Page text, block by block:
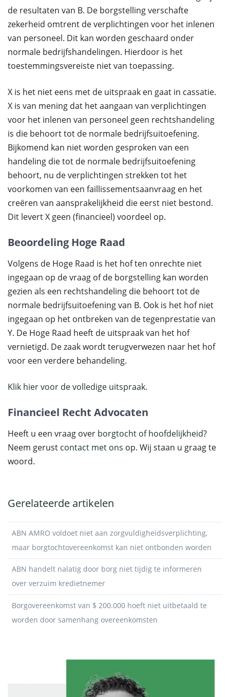
de resultaten van B. De borgstelling verschafte
zekerheid omtrent de verplichtingen voor het inlenen
van personeel. Dit kan worden geschaard onder
normale bedrijfshandelingen. Hierdoor is het
toestemmingsvereiste niet van toepassing.
X is het niet eens met de uitspraak en gaat in cassatie.
X is van mening dat het aangaan van verplichtingen
voor het inlenen van personeel geen rechtshandeling
is die behoort tot de normale bedrijfsuitoefening.
Bijkomend kan niet worden gesproken van een
handeling die tot de normale bedrijfsuitoefening
behoort, nu de verplichtingen strekken tot het
voorkomen van een faillissementsaanvraag en het
creëren van aansprakelijkheid die eerst niet bestond.
Dit levert X geen (financieel) voordeel op.
Beoordeling Hoge Raad
Volgens de Hoge Raad is het hof ten onrechte niet
ingegaan op de vraag of de borgstelling kan worden
gezien als een rechtshandeling die behoort tot de
normale bedrijfsuitoefening van B. Ook is het hof niet
ingegaan op het ontbreken van de tegenprestatie van
Y. De Hoge Raad heeft de uitspraak van het hof
vernietigd. De zaak wordt terugverwezen naar het hof
voor een verdere behandeling.
Klik hier voor de volledige uitspraak.
Financieel Recht Advocaten
Heeft u een vraag over borgtocht of hoofdelijkheid?
Neem gerust contact met ons op. Wij staan u graag te
woord.
Gerelateerde artikelen
ABN AMRO voldoet niet aan zorgvuldigheidsverplichting,
maar borgtochtovereenkomst kan niet ontbonden worden
ABN handelt nalatig door borg niet tijdig te informeren
over verzuim kredietnemer
Borgovereenkomst van $ 200.000 hoeft niet uitbetaald te
worden door samenhang overeenkomsten